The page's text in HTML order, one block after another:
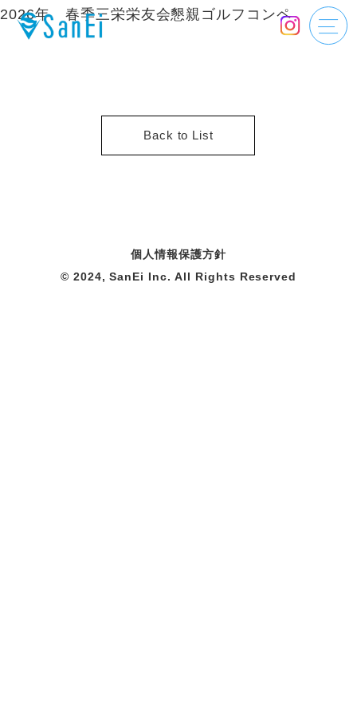
2026年 春季三栄栄友会懇親ゴルフコンペ
Back to List
個人情報保護方針
© 2024, SanEi Inc. All Rights Reserved